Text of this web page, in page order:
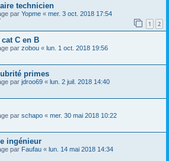
technicien
par Yopme « mer. 3 oct. 2018 17:54
1 2
C en B
par zobou « lun. 1 oct. 2018 19:56
primes
par jdroo69 « lun. 2 juil. 2018 14:40
par schapo « mer. 30 mai 2018 10:22
ingénieur
par Faufau « lun. 14 mai 2018 14:34